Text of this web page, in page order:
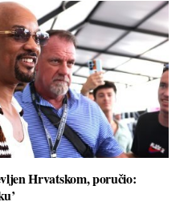
Hrvatskom, poručio: